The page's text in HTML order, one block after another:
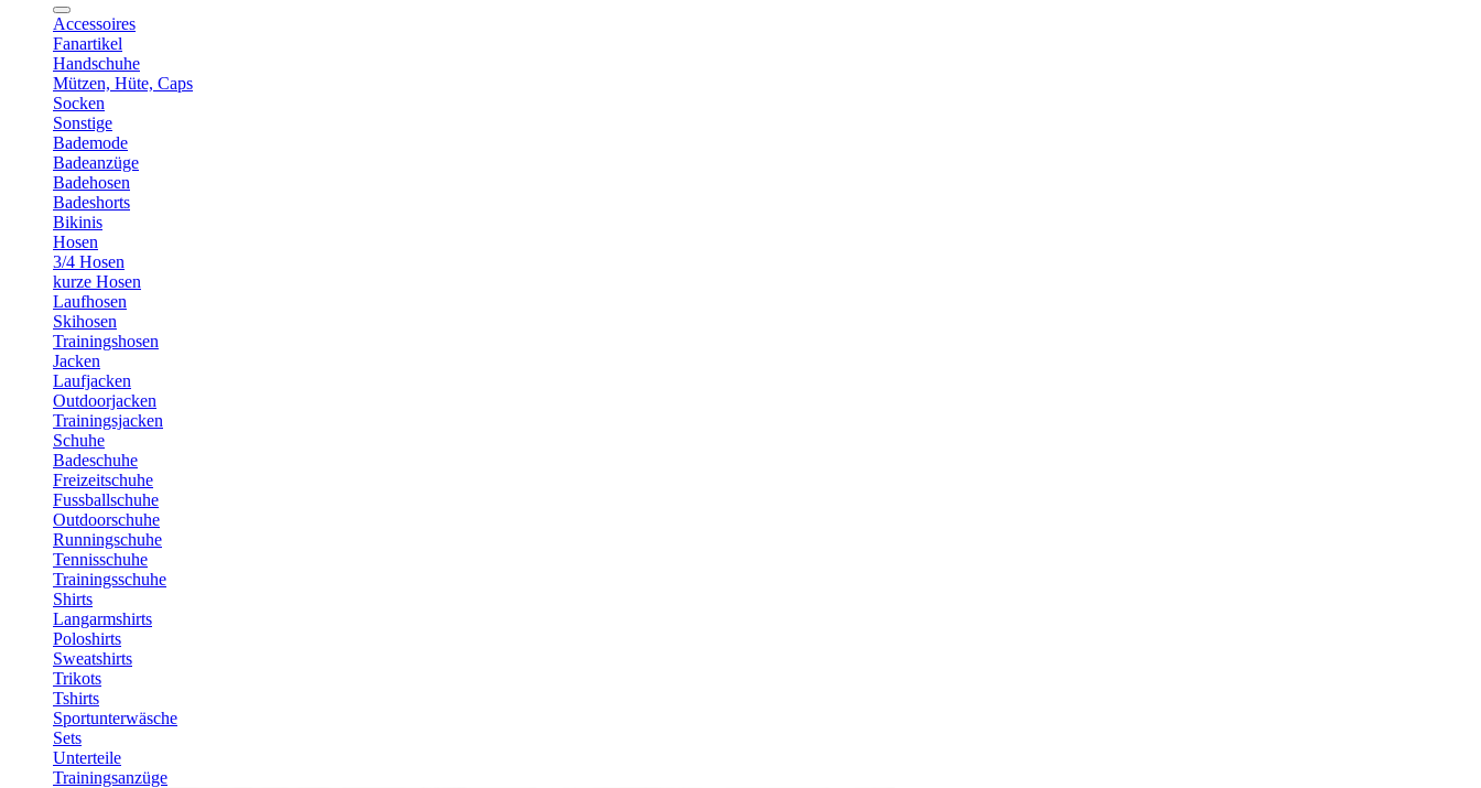
Accessoires
Fanartikel
Handschuhe
Mützen, Hüte, Caps
Socken
Sonstige
Bademode
Badeanzüge
Badehosen
Badeshorts
Bikinis
Hosen
3/4 Hosen
kurze Hosen
Laufhosen
Skihosen
Trainingshosen
Jacken
Laufjacken
Outdoorjacken
Trainingsjacken
Schuhe
Badeschuhe
Freizeitschuhe
Fussballschuhe
Outdoorschuhe
Runningschuhe
Tennisschuhe
Trainingsschuhe
Shirts
Langarmshirts
Poloshirts
Sweatshirts
Trikots
Tshirts
Sportunterwäsche
Sets
Unterteile
Trainingsanzüge